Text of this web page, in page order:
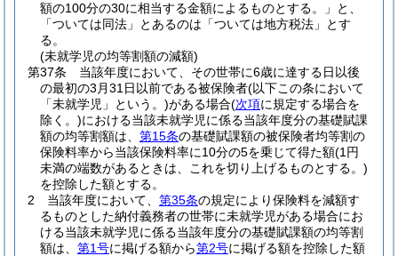
額の100分の30に相当する金額によるものとする。」と、
「ついては同法」とあるのは「ついては地方税法」とす
る。
(未就学児の均等割額の減額)
第37条
当該年度において、その世帯に6歳に達する日以後
の最初の3月31日以前である被保険者(以下この条において
「未就学児」という。)がある場合(次項に規定する場合を
除く。)における当該未就学児に係る当該年度分の基礎賦課
額の均等割額は、 第15条の基礎賦課額の被保険者均等割の
保険料率から当該保険料率に10分の5を乗じて得た額(1円
未満の端数があるときは、これを切り上げるものとする。)
を控除した額とする。
2
当該年度において、 第35条の規定により保険料を減額す
るものとした納付義務者の世帯に未就学児がある場合にお
ける当該未就学児に係る当該年度分の基礎賦課額の均等割
額は、 第1号に掲げる額から第2号に掲げる額を控除した額